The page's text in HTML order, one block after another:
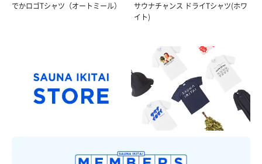
でかロゴTシャツ（オートミール）
サウナチャンス ドライTシャツ(ホワ
イト)